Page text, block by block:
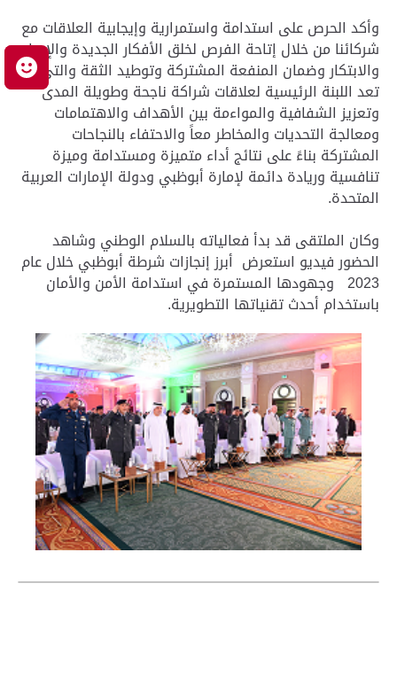
وأكد الحرص على استدامة واستمرارية وإيجابية العلاقات مع
شركائنا من خلال إتاحة الفرص لخلق الأفكار الجديدة والإبداع
والابتكار وضمان المنفعة المشتركة وتوطيد الثقة والتي
تعد اللبنة الرئيسية لعلاقات شراكة ناجحة وطويلة المدى
وتعزيز الشفافية والمواءمة بين الأهداف والاهتمامات
ومعالجة التحديات والمخاطر معاً والاحتفاء بالنجاحات
المشتركة بناءً على نتائج أداء متميزة ومستدامة وميزة
تنافسية وريادة دائمة لإمارة أبوظبي ودولة الإمارات العربية
المتحدة.
وكان الملتقى قد بدأ فعالياته بالسلام الوطني وشاهد
الحضور فيديو استعرض أبرز إنجازات شرطة أبوظبي خلال عام
2023 وجهودها المستمرة في استدامة الأمن والأمان
باستخدام أحدث تقنياتها التطويرية.